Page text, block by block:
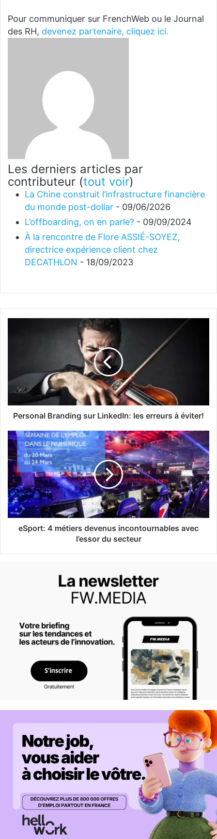
Pour communiquer sur FrenchWeb ou le Journal
des RH, devenez partenaire, cliquez ici.
Les derniers articles par
contributeur (tout voir)
La Chine construit l’infrastructure financière
du monde post-dollar - 09/06/2026
L’offboarding, on en parle? - 09/09/2024
À la rencontre de Flore ASSIÉ-SOYEZ,
directrice expérience client chez
DECATHLON - 18/09/2023
Personal Branding sur LinkedIn: les erreurs à éviter!
eSport: 4 métiers devenus incontournables avec
l’essor du secteur